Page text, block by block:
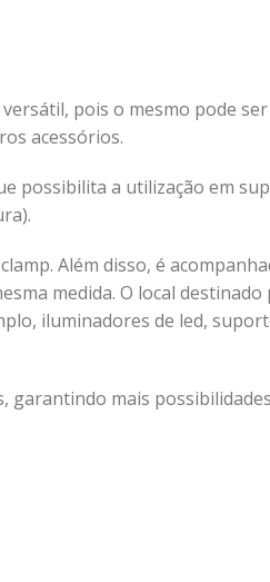
pois o mesmo pode
acessórios.
possibilita a utilização em
Além disso, é
medida. O local
iluminadores de led,
garantindo mais